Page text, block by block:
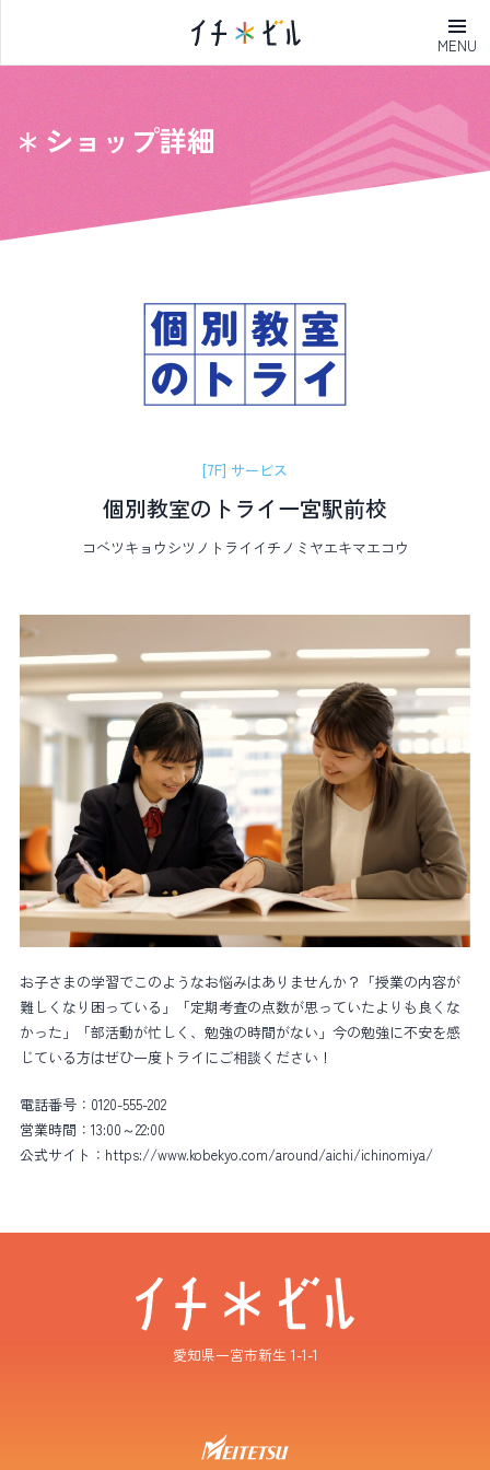
MENU
ショップ詳細
[7F] サービス
個別教室のトライ一宮駅前校
コベツキョウシツノトライイチノミヤエキマエコウ
お子さまの学習でこのようなお悩みはありませんか？「授業の内容が
難しくなり困っている」「定期考査の点数が思っていたよりも良くな
かった」「部活動が忙しく、勉強の時間がない」今の勉強に不安を感
じている方はぜひ一度トライにご相談ください！
電話番号： 0120-555-202
営業時間： 13:00～22:00
公式サイト： https://www.kobekyo.com/around/aichi/ichinomiya/
愛知県一宮市新生 1-1-1